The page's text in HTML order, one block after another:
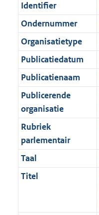
n
f
o
r
m
a
a
t
M
b
Identifier
Ondernummer
Organisatietype
Publicatiedatum
Publicatienaam
Publicerende
organisatie
Rubriek
parlementair
Taal
Titel